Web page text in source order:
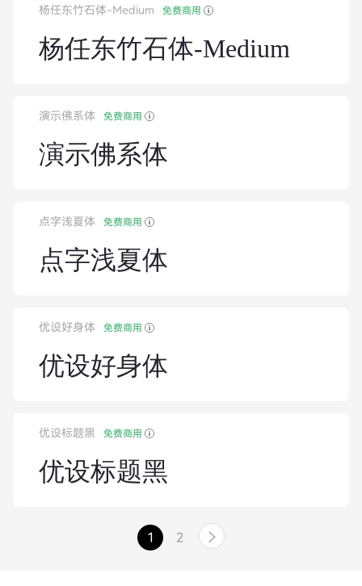
杨任东竹石体-Medium 免费商用
杨任东竹石体-Medium
演示佛系体 免费商用
演示佛系体
点字浅夏体 免费商用
点字浅夏体
优设好身体 免费商用
优设好身体
优设标题黑 免费商用
优设标题黑
1 2 